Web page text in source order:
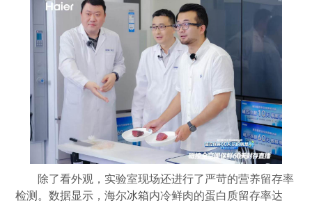
除了看外观，实验室现场还进行了严苛的营养留存率
检测。数据显示，海尔冰箱内冷鲜肉的蛋白质留存率达